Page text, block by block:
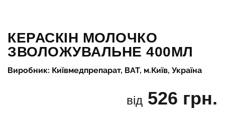
КЕРАСКІН МОЛОЧКО
ЗВОЛОЖУВАЛЬНЕ 400МЛ
Виробник: Київмедпрепарат, ВАТ, м.Київ, Україна
від 526 грн.